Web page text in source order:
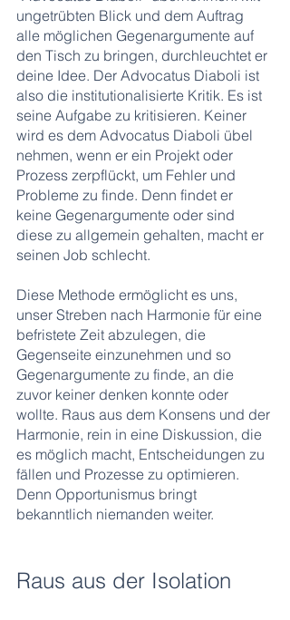
ungetrübten Blick und dem Auftrag
alle möglichen Gegenargumente auf
den Tisch zu bringen, durchleuchtet er
deine Idee. Der Advocatus Diaboli ist
also die institutionalisierte Kritik. Es ist
seine Aufgabe zu kritisieren. Keiner
wird es dem Advocatus Diaboli übel
nehmen, wenn er ein Projekt oder
Prozess zerpflückt, um Fehler und
Probleme zu finde. Denn findet er
keine Gegenargumente oder sind
diese zu allgemein gehalten, macht er
seinen Job schlecht.
Diese Methode ermöglicht es uns,
unser Streben nach Harmonie für eine
befristete Zeit abzulegen, die
Gegenseite einzunehmen und so
Gegenargumente zu finde, an die
zuvor keiner denken konnte oder
wollte. Raus aus dem Konsens und der
Harmonie, rein in eine Diskussion, die
es möglich macht, Entscheidungen zu
fällen und Prozesse zu optimieren.
Denn Opportunismus bringt
bekanntlich niemanden weiter.
Raus aus der Isolation